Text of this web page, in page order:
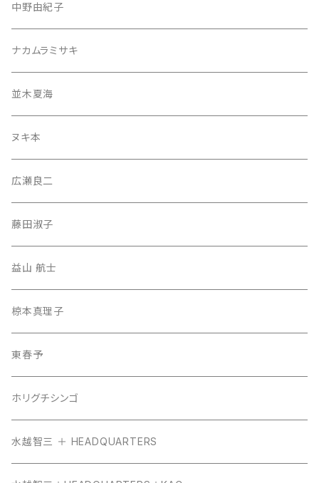
中野由紀子
ナカムラミサキ
並木夏海
ヌキ本
広瀬良二
藤田淑子
益山 航士
椋本真理子
東春予
ホリグチシンゴ
水越智三 ＋ HEADQUARTERS